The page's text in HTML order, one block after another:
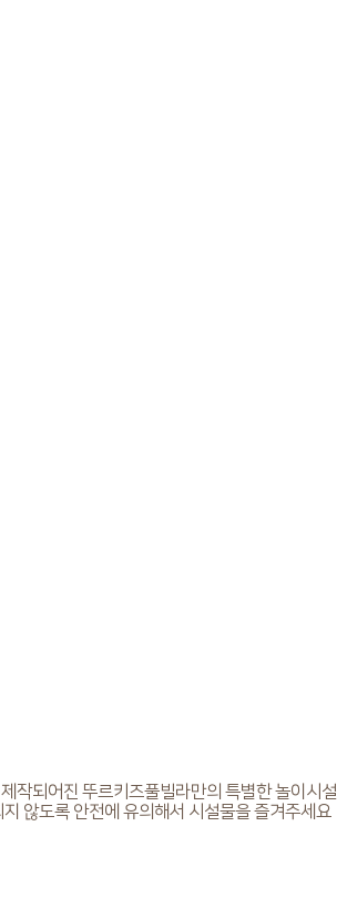
되어진 뚜르키즈풀빌라만의 특별한 놀이시
않도록 안전에 유의해서 시설물을 즐겨주세요